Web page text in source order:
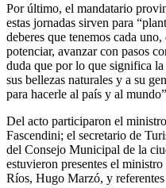
Por último, el mandatario
estas jornadas sirven para
deberes que tenemos cada
potenciar, avanzar con pasos
duda que por lo que significa
sus bellezas naturales y a su
para hacerle al país y al
Del acto participaron el
Fascendini; el secretario de
del Consejo Municipal de la
estuvieron presentes el
Ríos, Hugo Marzó, y referentes